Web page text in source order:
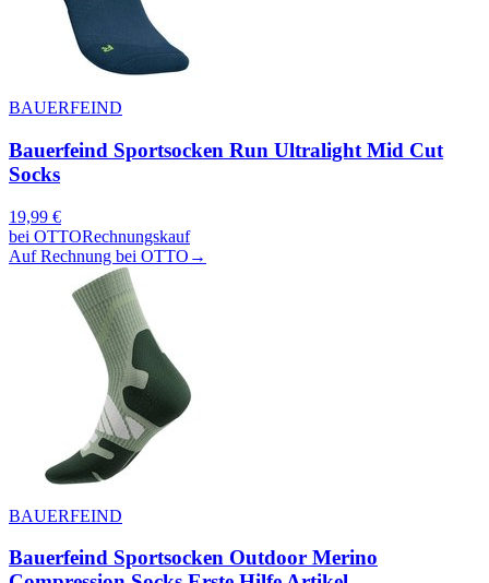
BAUERFEIND
Bauerfeind Sportsocken Run Ultralight Mid Cut
Socks
19,99 €
bei OTTORechnungskauf
Auf Rechnung bei OTTO →
BAUERFEIND
Bauerfeind Sportsocken Outdoor Merino